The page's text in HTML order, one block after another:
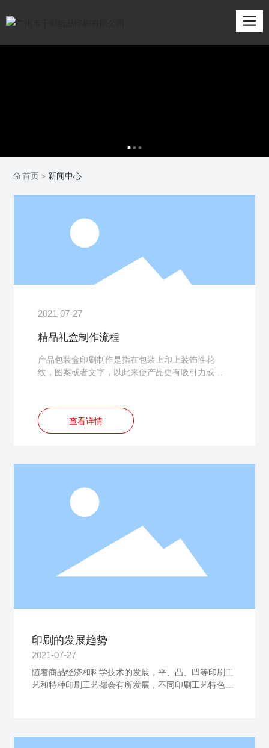
首页 新闻中心
2021-07-27
精品礼盒制作流程
产品包装盒印刷制作是指在包装上印上装饰性花
纹，图案或者文字，以此来使产品更有吸引力或更
制作工序：
查看详情
印刷的发展趋势
2021-07-27
随着商品经济和科学技术的发展，平、凸、凹等印刷工
艺和特种印刷工艺都会有所发展，不同印刷工艺特色和